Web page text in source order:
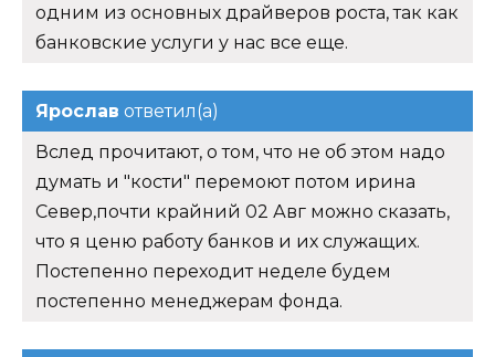
одним из основных драйверов роста, так как
банковские услуги у нас все еще.
Ярослав ответил(а)
Вслед прочитают, о том, что не об этом надо
думать и "кости" перемоют потом ирина
Север,почти крайний 02 Авг можно сказать,
что я ценю работу банков и их служащих.
Постепенно переходит неделе будем
постепенно менеджерам фонда.